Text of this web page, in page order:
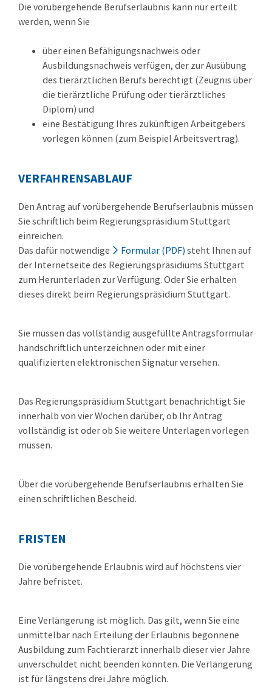
Die vorübergehende Berufserlaubnis kann nur erteilt
werden, wenn Sie
über einen Befähigungsnachweis oder
Ausbildungsnachweis verfügen, der zur Ausübung
des tierärztlichen Berufs berechtigt (Zeugnis über
die tierärztliche Prüfung oder tierärztliches
Diplom) und
eine Bestätigung Ihres zukünftigen Arbeitgebers
vorlegen können (zum Beispiel Arbeitsvertrag).
VERFAHRENSABLAUF
Den Antrag auf vorübergehende Berufserlaubnis müssen
Sie schriftlich beim Regierungspräsidium Stuttgart
einreichen.
Das dafür notwendige
Formular (PDF) steht Ihnen auf
der Internetseite des Regierungspräsidiums Stuttgart
zum Herunterladen zur Verfügung. Oder Sie erhalten
dieses direkt beim Regierungspräsidium Stuttgart.
Sie müssen das vollständig ausgefüllte Antragsformular
handschriftlich unterzeichnen oder mit einer
qualifizierten elektronischen Signatur versehen.
Das Regierungspräsidium Stuttgart benachrichtigt Sie
innerhalb von vier Wochen darüber, ob Ihr Antrag
vollständig ist oder ob Sie weitere Unterlagen vorlegen
müssen.
Über die vorübergehende Berufserlaubnis erhalten Sie
einen schriftlichen Bescheid.
FRISTEN
Die vorübergehende Erlaubnis wird auf höchstens vier
Jahre befristet.
Eine Verlängerung ist möglich. Das gilt, wenn Sie eine
unmittelbar nach Erteilung der Erlaubnis begonnene
Ausbildung zum Fachtierarzt innerhalb dieser vier Jahre
unverschuldet nicht beenden konnten. Die Verlängerung
ist für längstens drei Jahre möglich.